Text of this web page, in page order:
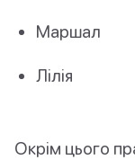
Маршал
Лілія
Окрім цього